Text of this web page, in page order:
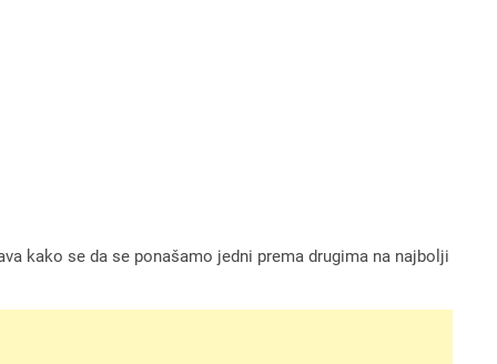
kako se da se ponašamo jedni prema drugima na najbolji